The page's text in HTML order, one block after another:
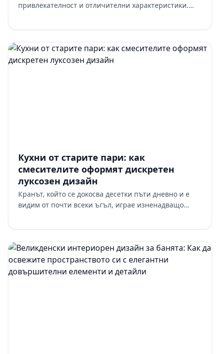
привлекателност и отличителни характеристики.
Кухни от старите пари: как
смесителите оформят дискретен
луксозен дизайн
Кранът, който се докосва десетки пъти дневно и е
видим от почти всеки ъгъл, играе изненадващо